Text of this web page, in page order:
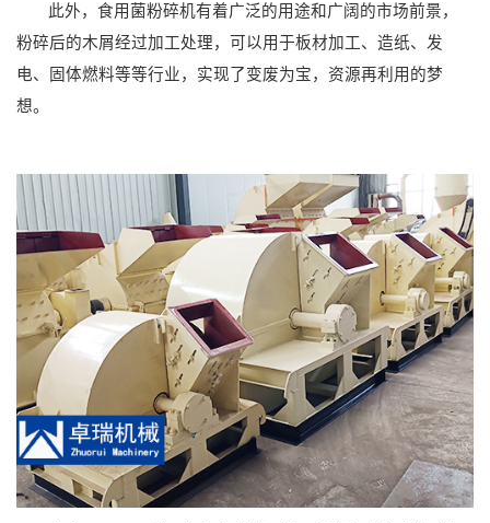
此外，食用菌粉碎机有着广泛的用途和广阔的市场前景，
粉碎后的木屑经过加工处理，可以用于板材加工、造纸、发
电、固体燃料等等行业，实现了变废为宝，资源再利用的梦
想。